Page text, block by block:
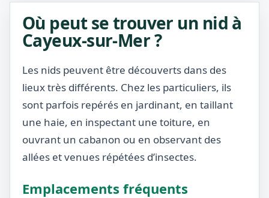
Où peut se trouver un nid à
Cayeux-sur-Mer ?
Les nids peuvent être découverts dans des
lieux très différents. Chez les particuliers, ils
sont parfois repérés en jardinant, en taillant
une haie, en inspectant une toiture, en
ouvrant un cabanon ou en observant des
allées et venues répétées d’insectes.
Emplacements fréquents